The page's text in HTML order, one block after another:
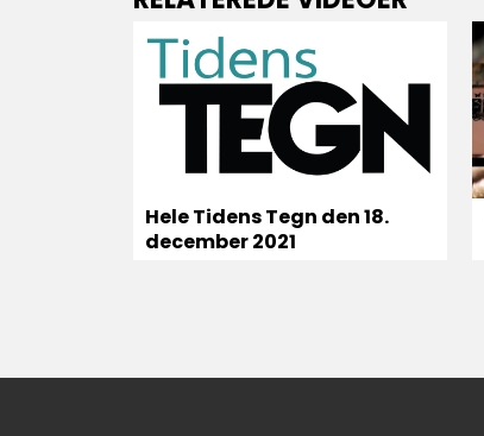
Hele Tidens Tegn den 18.
december 2021